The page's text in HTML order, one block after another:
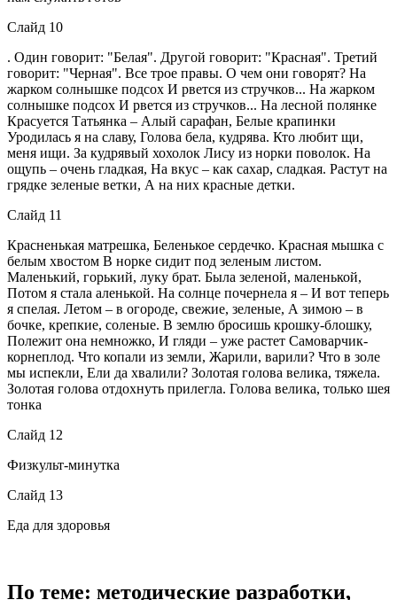
Слайд 10
. Один говорит: "Белая". Другой говорит: "Красная". Третий
говорит: "Черная". Все трое правы. О чем они говорят? На
жарком солнышке подсох И рвется из стручков... На жарком
солнышке подсох И рвется из стручков... На лесной полянке
Красуется Татьянка – Алый сарафан, Белые крапинки
Уродилась я на славу, Голова бела, кудрява. Кто любит щи,
меня ищи. За кудрявый хохолок Лису из норки поволок. На
ощупь – очень гладкая, На вкус – как сахар, сладкая. Растут на
грядке зеленые ветки, А на них красные детки.
Слайд 11
Красненькая матрешка, Беленькое сердечко. Красная мышка с
белым хвостом В норке сидит под зеленым листом.
Маленький, горький, луку брат. Была зеленой, маленькой,
Потом я стала аленькой. На солнце почернела я – И вот теперь
я спелая. Летом – в огороде, свежие, зеленые, А зимою – в
бочке, крепкие, соленые. В землю бросишь крошку-блошку,
Полежит она немножко, И гляди – уже растет Самоварчик-
корнеплод. Что копали из земли, Жарили, варили? Что в золе
мы испекли, Ели да хвалили? Золотая голова велика, тяжела.
Золотая голова отдохнуть прилегла. Голова велика, только шея
тонка
Слайд 12
Физкульт-минутка
Слайд 13
Еда для здоровья
По теме: методические разработки,